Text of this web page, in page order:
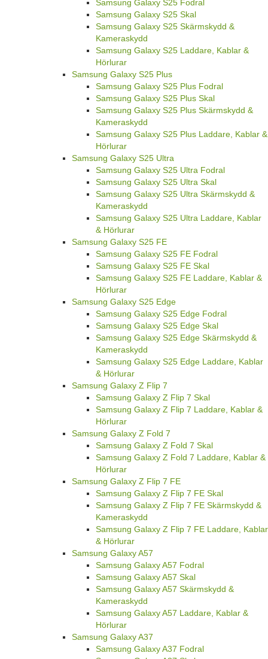
Samsung Galaxy S25 Fodral
Samsung Galaxy S25 Skal
Samsung Galaxy S25 Skärmskydd &
Kameraskydd
Samsung Galaxy S25 Laddare, Kablar &
Hörlurar
Samsung Galaxy S25 Plus
Samsung Galaxy S25 Plus Fodral
Samsung Galaxy S25 Plus Skal
Samsung Galaxy S25 Plus Skärmskydd &
Kameraskydd
Samsung Galaxy S25 Plus Laddare, Kablar &
Hörlurar
Samsung Galaxy S25 Ultra
Samsung Galaxy S25 Ultra Fodral
Samsung Galaxy S25 Ultra Skal
Samsung Galaxy S25 Ultra Skärmskydd &
Kameraskydd
Samsung Galaxy S25 Ultra Laddare, Kablar
& Hörlurar
Samsung Galaxy S25 FE
Samsung Galaxy S25 FE Fodral
Samsung Galaxy S25 FE Skal
Samsung Galaxy S25 FE Laddare, Kablar &
Hörlurar
Samsung Galaxy S25 Edge
Samsung Galaxy S25 Edge Fodral
Samsung Galaxy S25 Edge Skal
Samsung Galaxy S25 Edge Skärmskydd &
Kameraskydd
Samsung Galaxy S25 Edge Laddare, Kablar
& Hörlurar
Samsung Galaxy Z Flip 7
Samsung Galaxy Z Flip 7 Skal
Samsung Galaxy Z Flip 7 Laddare, Kablar &
Hörlurar
Samsung Galaxy Z Fold 7
Samsung Galaxy Z Fold 7 Skal
Samsung Galaxy Z Fold 7 Laddare, Kablar &
Hörlurar
Samsung Galaxy Z Flip 7 FE
Samsung Galaxy Z Flip 7 FE Skal
Samsung Galaxy Z Flip 7 FE Skärmskydd &
Kameraskydd
Samsung Galaxy Z Flip 7 FE Laddare, Kablar
& Hörlurar
Samsung Galaxy A57
Samsung Galaxy A57 Fodral
Samsung Galaxy A57 Skal
Samsung Galaxy A57 Skärmskydd &
Kameraskydd
Samsung Galaxy A57 Laddare, Kablar &
Hörlurar
Samsung Galaxy A37
Samsung Galaxy A37 Fodral